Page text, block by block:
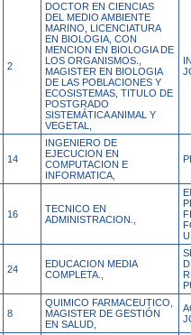
2
DOCTOR EN CIENCIAS
DEL MEDIO AMBIENTE
MARINO, LICENCIATURA
EN BIOLOGIA, CON
MENCION EN BIOLOGIA DE
LOS ORGANISMOS.,
MAGISTER EN BIOLOGIA
DE LAS POBLACIONES Y
ECOSISTEMAS, TITULO DE
POSTGRADO
SISTEMÁTICA ANIMAL Y
VEGETAL,
14
INGENIERO DE
EJECUCION EN
COMPUTACION E
INFORMATICA,
16
TECNICO EN
ADMINISTRACION.,
24
EDUCACION MEDIA
COMPLETA.,
8
QUIMICO FARMACEUTICO,
MAGISTER DE GESTIÓN
EN SALUD,